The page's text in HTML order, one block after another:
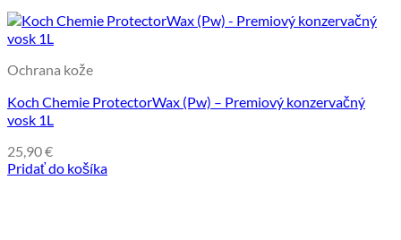
Ochrana kože
Koch Chemie ProtectorWax (Pw) – Premiový konzervačný
vosk 1L
25,90€
Pridať do košíka